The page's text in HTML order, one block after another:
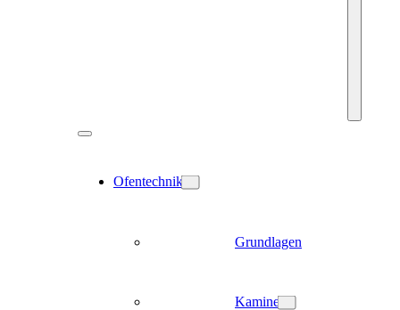
Ofentechnik
Grundlagen
Kamine